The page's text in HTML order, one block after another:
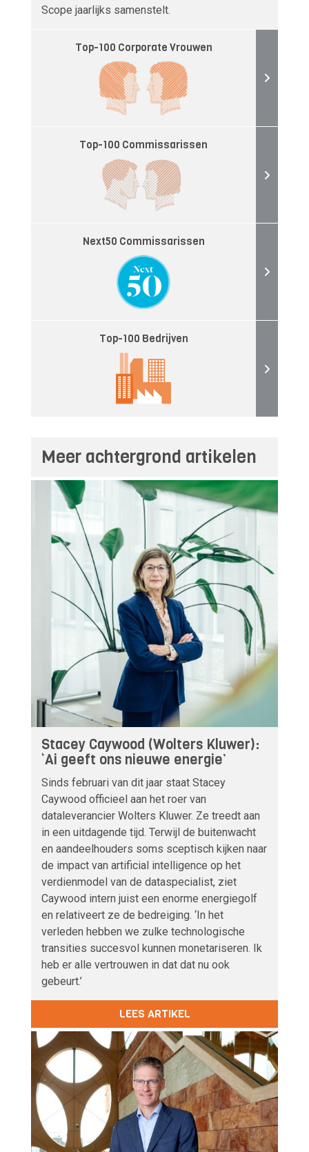
Scope jaarlijks samenstelt.
Top-100 Corporate Vrouwen
Top-100 Commissarissen
Next50 Commissarissen
Top-100 Bedrijven
Meer achtergrond artikelen
Stacey Caywood (Wolters Kluwer):
‘Ai geeft ons nieuwe energie’
Sinds februari van dit jaar staat Stacey
Caywood officieel aan het roer van
dataleverancier Wolters Kluwer. Ze treedt aan
in een uitdagende tijd. Terwijl de buitenwacht
en aandeelhouders soms sceptisch kijken naar
de impact van artificial intelligence op het
verdienmodel van de dataspecialist, ziet
Caywood intern juist een enorme energiegolf
en relativeert ze de bedreiging. ‘In het
verleden hebben we zulke technologische
transities succesvol kunnen monetariseren. Ik
heb er alle vertrouwen in dat dat nu ook
gebeurt.’
LEES ARTIKEL